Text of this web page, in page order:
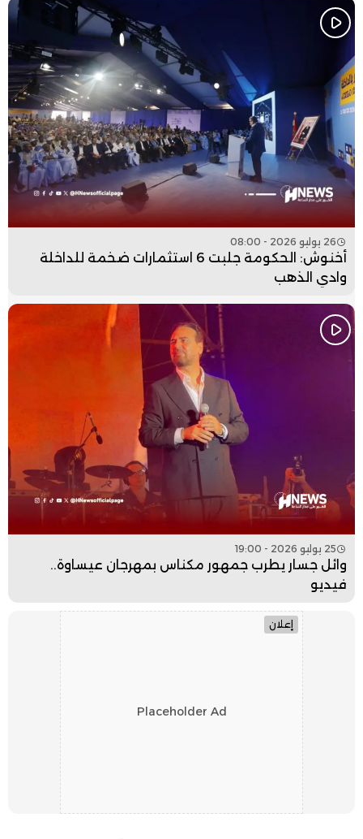
26 يوليو 2026 - 08:00
أخنوش: الحكومة جلبت 6 استثمارات ضخمة للداخلة
وادي الذهب
25 يوليو 2026 - 19:00
وائل جسار يطرب جمهور مكناس بمهرجان عيساوة..
فيديو
إعلان
Placeholder Ad